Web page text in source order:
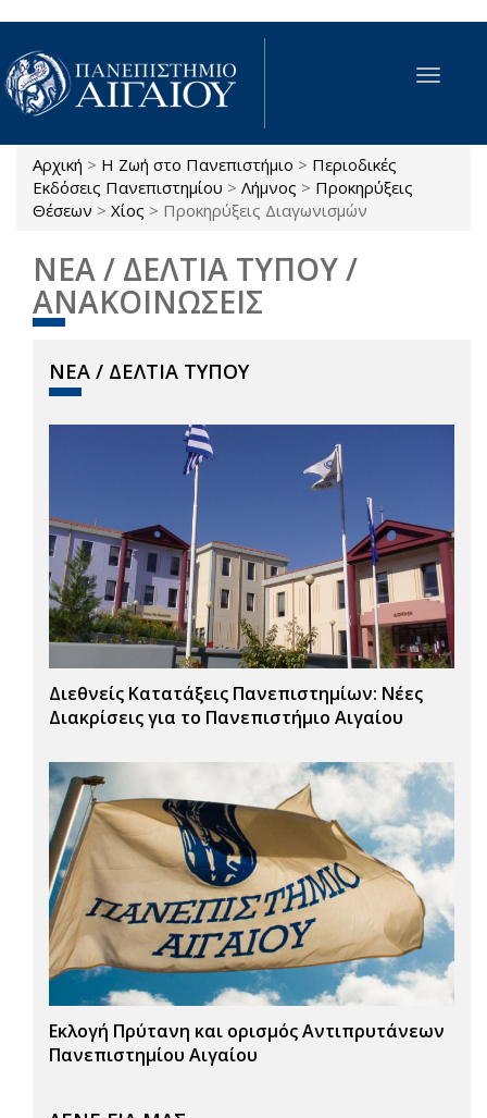
Παράκαμψη προς το κυρίως περιεχόμενο
Toggle
Είστε εδώ
Αρχική > Η Ζωή στο Πανεπιστήμιο > Περιοδικές
Εκδόσεις Πανεπιστημίου > Λήμνος > Προκηρύξεις
Θέσεων > Χίος > Προκηρύξεις Διαγωνισμών
ΝΕΑ / ΔΕΛΤΙΑ ΤΥΠΟΥ /
ΑΝΑΚΟΙΝΩΣΕΙΣ
ΝΕΑ / ΔΕΛΤΙΑ ΤΥΠΟΥ
Διεθνείς Κατατάξεις Πανεπιστημίων: Νέες
Διακρίσεις για το Πανεπιστήμιο Αιγαίου
Εκλογή Πρύτανη και ορισμός Αντιπρυτάνεων
Πανεπιστημίου Αιγαίου